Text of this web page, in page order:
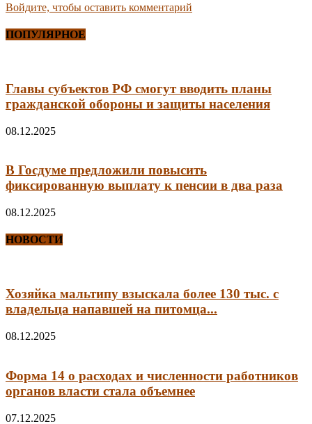
Войдите, чтобы оставить комментарий
ПОПУЛЯРНОЕ
Главы субъектов РФ смогут вводить планы
гражданской обороны и защиты населения
08.12.2025
В Госдуме предложили повысить
фиксированную выплату к пенсии в два раза
08.12.2025
НОВОСТИ
Хозяйка мальтипу взыскала более 130 тыс. с
владельца напавшей на питомца...
08.12.2025
Форма 14 о расходах и численности работников
органов власти стала объемнее
07.12.2025